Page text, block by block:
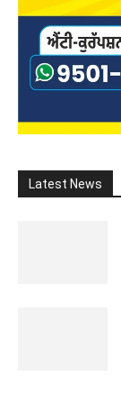
Latest News